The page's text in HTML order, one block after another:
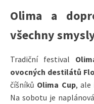
Olima a
všechny
Tradiční festival
ovocných destilátů
číšníků Olima Cup, ale
Na sobotu je